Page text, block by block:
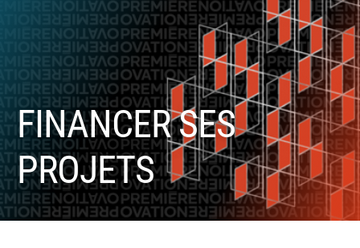
FINANCER SES
PROJETS